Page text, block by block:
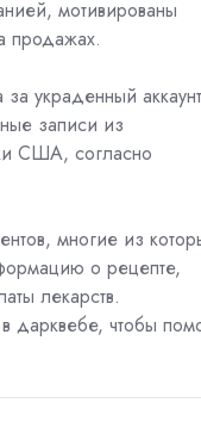
мотивированы
продажах.
украденный аккаунт
записи из
США, согласно
многие из
о рецепте,
лекарств.
дарквебе, чтобы